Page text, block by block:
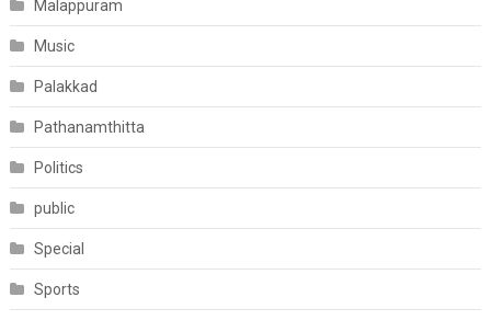
Malappuram
Music
Palakkad
Pathanamthitta
Politics
public
Special
Sports